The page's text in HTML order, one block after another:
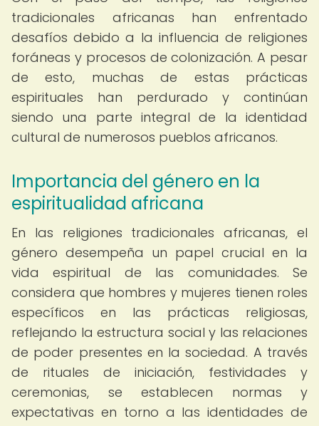
tradicionales africanas han enfrentado
desafíos debido a la influencia de religiones
foráneas y procesos de colonización. A pesar
de esto, muchas de estas prácticas
espirituales han perdurado y continúan
siendo una parte integral de la identidad
cultural de numerosos pueblos africanos.
Importancia del género en la
espiritualidad africana
En las religiones tradicionales africanas, el
género desempeña un papel crucial en la
vida espiritual de las comunidades. Se
considera que hombres y mujeres tienen roles
específicos en las prácticas religiosas,
reflejando la estructura social y las relaciones
de poder presentes en la sociedad. A través
de rituales de iniciación, festividades y
ceremonias, se establecen normas y
expectativas en torno a las identidades de